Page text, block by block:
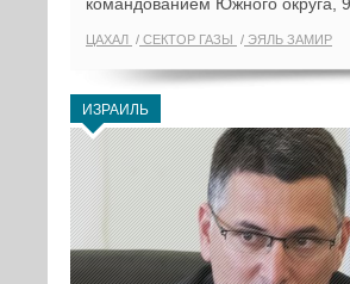
ЦАХАЛ СЕКТОР ГАЗЫ ЭЯЛЬ ЗАМИР
ИЗРАИЛЬ